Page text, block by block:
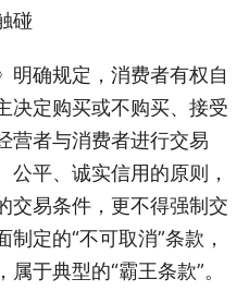
碰
明确规定，消费者有权自
决定购买或不购买、接受
营者与消费者进行交易
公平、诚实信用的原则，
交易条件，更不得强制交
定的“不可取消”条款，
于典型的“霸王条款”。